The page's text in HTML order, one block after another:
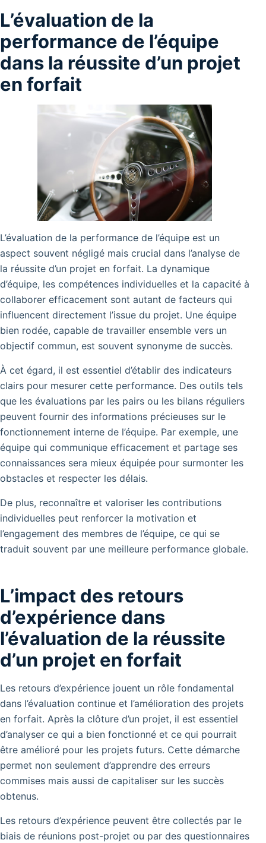
L’évaluation de la
performance de l’équipe
dans la réussite d’un projet
en forfait
L’évaluation de la performance de l’équipe est un
aspect souvent négligé mais crucial dans l’analyse de
la réussite d’un projet en forfait. La dynamique
d’équipe, les compétences individuelles et la capacité à
collaborer efficacement sont autant de facteurs qui
influencent directement l’issue du projet. Une équipe
bien rodée, capable de travailler ensemble vers un
objectif commun, est souvent synonyme de succès.
À cet égard, il est essentiel d’établir des indicateurs
clairs pour mesurer cette performance. Des outils tels
que les évaluations par les pairs ou les bilans réguliers
peuvent fournir des informations précieuses sur le
fonctionnement interne de l’équipe. Par exemple, une
équipe qui communique efficacement et partage ses
connaissances sera mieux équipée pour surmonter les
obstacles et respecter les délais.
De plus, reconnaître et valoriser les contributions
individuelles peut renforcer la motivation et
l’engagement des membres de l’équipe, ce qui se
traduit souvent par une meilleure performance globale.
L’impact des retours
d’expérience dans
l’évaluation de la réussite
d’un projet en forfait
Les retours d’expérience jouent un rôle fondamental
dans l’évaluation continue et l’amélioration des projets
en forfait. Après la clôture d’un projet, il est essentiel
d’analyser ce qui a bien fonctionné et ce qui pourrait
être amélioré pour les projets futurs. Cette démarche
permet non seulement d’apprendre des erreurs
commises mais aussi de capitaliser sur les succès
obtenus.
Les retours d’expérience peuvent être collectés par le
biais de réunions post-projet ou par des questionnaires